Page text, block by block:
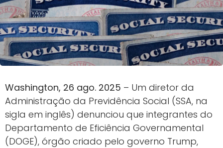
Washington, 26 ago. 2025 – Um diretor da
Administração da Previdência Social (SSA, na
sigla em inglês) denunciou que integrantes do
Departamento de Eficiência Governamental
(DOGE), órgão criado pelo governo Trump,